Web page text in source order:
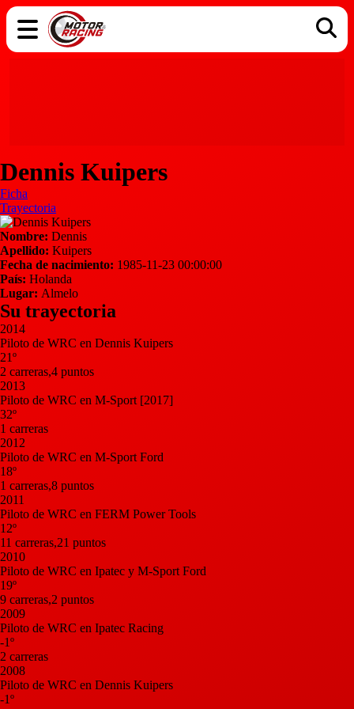
Dennis Kuipers
Ficha
Trayectoria
Nombre: Dennis
Apellido: Kuipers
Fecha de nacimiento: 1985-11-23 00:00:00
País: Holanda
Lugar: Almelo
Su trayectoria
2014
Piloto de WRC en Dennis Kuipers
21º
2 carreras,4 puntos
2013
Piloto de WRC en M-Sport [2017]
32º
1 carreras
2012
Piloto de WRC en M-Sport Ford
18º
1 carreras,8 puntos
2011
Piloto de WRC en FERM Power Tools
12º
11 carreras,21 puntos
2010
Piloto de WRC en Ipatec y M-Sport Ford
19º
9 carreras,2 puntos
2009
Piloto de WRC en Ipatec Racing
-1º
2 carreras
2008
Piloto de WRC en Dennis Kuipers
-1º